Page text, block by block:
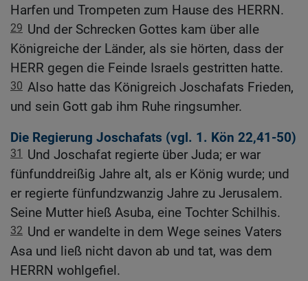
Harfen und Trompeten zum Hause des HERRN.
29 Und der Schrecken Gottes kam über alle
Königreiche der Länder, als sie hörten, dass der
HERR gegen die Feinde Israels gestritten hatte.
30 Also hatte das Königreich Joschafats Frieden,
und sein Gott gab ihm Ruhe ringsumher.
Die Regierung Joschafats (vgl. 1. Kön 22,41-50)
31
Und Joschafat regierte über Juda; er war
fünfunddreißig Jahre alt, als er König wurde; und
er regierte fünfundzwanzig Jahre zu Jerusalem.
Seine Mutter hieß Asuba, eine Tochter Schilhis.
32 Und er wandelte in dem Wege seines Vaters
Asa und ließ nicht davon ab und tat, was dem
HERRN wohlgefiel.